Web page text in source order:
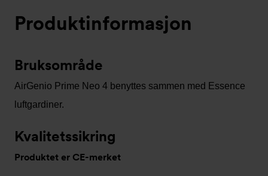
Produktinformasjon
Bruksområde
AirGenio Prime Neo 4 benyttes sammen med Essence
luftgardiner.
Kvalitetssikring
Produktet er CE-merket